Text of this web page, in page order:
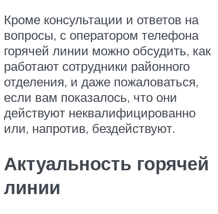
Кроме консультации и ответов на
вопросы, с оператором телефона
горячей линии можно обсудить, как
работают сотрудники районного
отделения, и даже пожаловаться,
если вам показалось, что они
действуют неквалифицированно
или, напротив, бездействуют.
Актуальность горячей
линии